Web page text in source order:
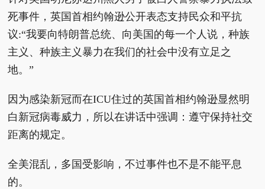
死事件，英国首相约翰逊公开表态支持民众和平抗
议:“我要向特朗普总统、向美国的每一个人说，种族
主义、种族主义暴力在我们的社会中没有立足之
地。”
因为感染新冠而在ICU住过的英国首相约翰逊显然明
白新冠病毒威力，所以在讲话中强调：遵守保持社交
距离的规定。
全美混乱，多国受影响，不过事件也不是不能平息
的。